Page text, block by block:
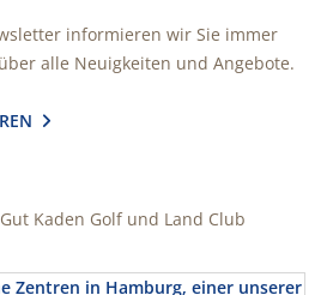
informieren wir Sie immer
alle Neuigkeiten und Angebote.
